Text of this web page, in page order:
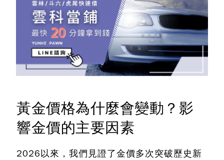
黃金價格為什麼會變動？影
響金價的主要因素
2026以來，我們見證了金價多次突破歷史新